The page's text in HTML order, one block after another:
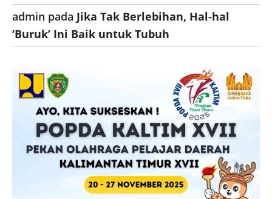
admin pada Jika Tak Berlebihan, Hal-hal
‘Buruk’ Ini Baik untuk Tubuh